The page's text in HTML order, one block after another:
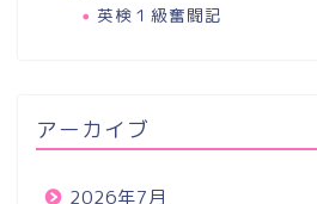
英検１級奮闘記
アーカイブ
2026年7月